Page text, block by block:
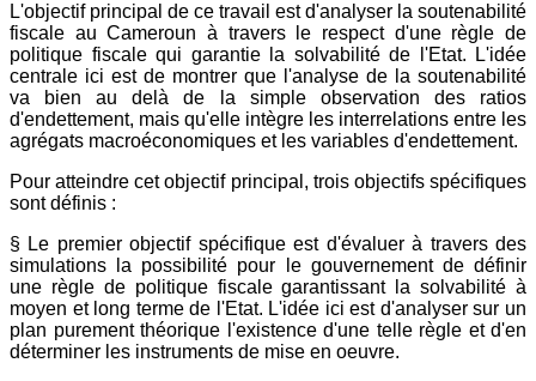
L'objectif principal de ce travail est d'analyser la soutenabilité
fiscale au Cameroun à travers le respect d'une règle de
politique fiscale qui garantie la solvabilité de l'Etat. L'idée
centrale ici est de montrer que l'analyse de la soutenabilité
va bien au delà de la simple observation des ratios
d'endettement, mais qu'elle intègre les interrelations entre les
agrégats macroéconomiques et les variables d'endettement.
Pour atteindre cet objectif principal, trois objectifs spécifiques
sont définis :
§ Le premier objectif spécifique est d'évaluer à travers des
simulations la possibilité pour le gouvernement de définir
une règle de politique fiscale garantissant la solvabilité à
moyen et long terme de l'Etat. L'idée ici est d'analyser sur un
plan purement théorique l'existence d'une telle règle et d'en
déterminer les instruments de mise en oeuvre.